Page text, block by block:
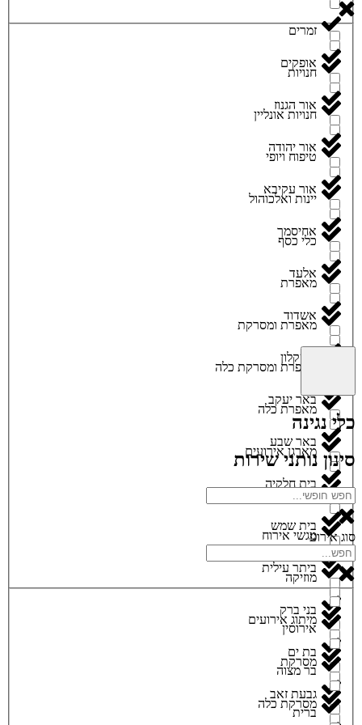
זמרים
חנויות
חנויות אונליין
טיפוח ויופי
יינות ואלכוהול
כלי כסף
מאפרת
מאפרת ומסרקת
מאפרת ומסרקת כלה
מאפרת כלה
מארגן אירועים
מגנטים
מגשי אירוח
מוזיקה
מיתוג אירועים
מסרקת
מסרקת כלה
אופקים
אור הגנוז
אור יהודה
אור עקיבא
אחיסמך
אלעד
אשדוד
אשקלון
באר יעקב
באר שבע
בית חלקיה
בית שמש
ביתר עילית
בני ברק
בת ים
גבעת זאב
כלי נגינה
סינון נותני שירות
סוג אירוע
אירוסין
בר מצוה
ברית